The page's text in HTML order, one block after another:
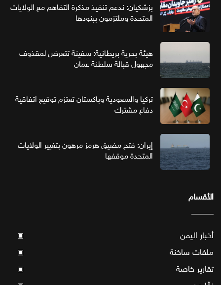
بزشكيان: ندعم تنفيذ مذكرة التفاهم مع الولايات
المتحدة وملتزمون ببنودها
هيئة بحرية بريطانية: سفينة تتعرض لمقذوف
مجهول قبالة سلطنة عمان
تركيا والسعودية وباكستان تعتزم توقيع اتفاقية
دفاع مشترك
إيران: فتح مضيق هرمز مرهون بتغيير الولايات
المتحدة موقفها
الأقسام
أخبار اليمن ▣
ملفات ساخنة ▣
تقارير خاصة ▣